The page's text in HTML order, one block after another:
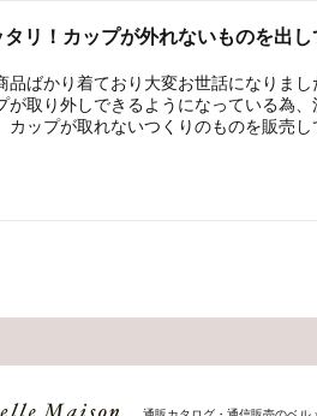
リ！カップが外れないものを出し
品ばかり着ており大変お世話になりま
が取り外しできるようになっている為
カップが取れないつくりのものを販売し